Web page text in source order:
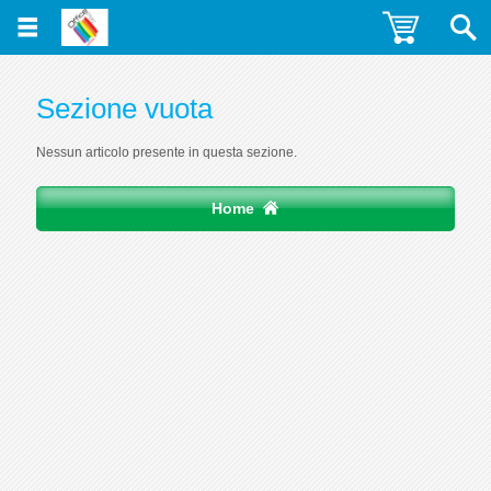
Sezione vuota
Nessun articolo presente in questa sezione.
Home